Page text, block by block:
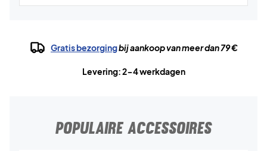
Gratis bezorgingbij aankoop van meer dan 79 €
Levering: 2-4 werkdagen
POPULAIRE ACCESSOIRES